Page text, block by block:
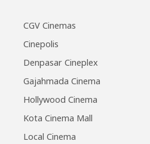
CGV Cinemas
Cinepolis
Denpasar Cineplex
Gajahmada Cinema
Hollywood Cinema
Kota Cinema Mall
Local Cinema